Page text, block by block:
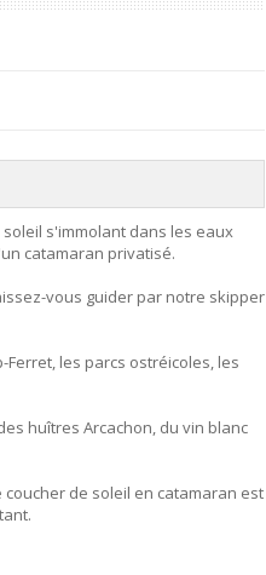
s'immolant dans les eaux
catamaran privatisé.
vous guider par notre skipper
les parcs ostréicoles, les
huîtres Arcachon, du vin blanc
de soleil en catamaran est